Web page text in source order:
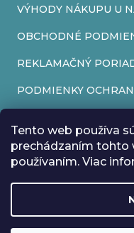
Tento web používa
prechádzaním tohto
používaním. Viac
VÝHODY NÁKUPU U
OBCHODNÉ
REKLAMAČNÝ
PODMIENKY
REKLAMAČNÝ